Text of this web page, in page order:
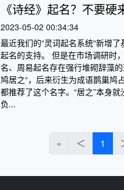
《诗经》起名？不要硬
2023-05-02 00:34:34
最近我们的“灵词起名系统“新增
起名的支持。 但是在市场调研时
名、周易起名存在强行堆砌辞藻
鸠居之“，后来衍生为成语鹊巢鸠
都推荐了这个名字。“居之”本身
负...
« ＜ 1